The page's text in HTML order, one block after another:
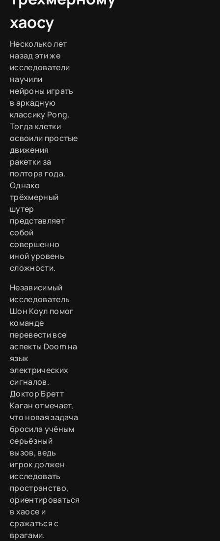
хаосу
Несколько лет
назад эти же
исследователи
научили
нейроны играть
в аркадную
классику Pong.
Тогда клетки
освоили простые
движения
ракетки за
полтора года.
Однако
трёхмерный
шутер
представляет
собой
совершенно
иной уровень
сложности.
Независимый
исследователь
Шон Коул помог
команде
перевести все
аспекты Doom на
язык
электрических
сигналов.
Доктор Бретт
Каган отмечает,
что новая задача
бросила учёным
серьёзный
вызов, ведь
игрок должен
исследовать
пространство,
ориентироваться
в хаосе и
сражаться с
врагами.